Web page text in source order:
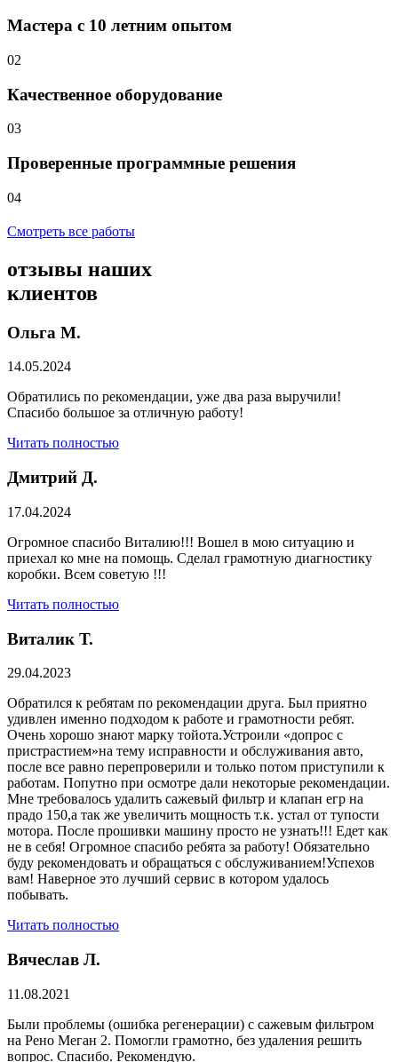
Мастера с 10 летним опытом
02
Качественное оборудование
03
Проверенные программные решения
04
Смотреть все работы
отзывы наших
клиентов
Ольга М.
14.05.2024
Обратились по рекомендации, уже два раза выручили!
Спасибо большое за отличную работу!
Читать полностью
Дмитрий Д.
17.04.2024
Огромное спасибо Виталию!!! Вошел в мою ситуацию и
приехал ко мне на помощь. Сделал грамотную диагностику
коробки. Всем советую !!!
Читать полностью
Виталик Т.
29.04.2023
Обратился к ребятам по рекомендации друга. Был приятно
удивлен именно подходом к работе и грамотности ребят.
Очень хорошо знают марку тойота.Устроили «допрос с
пристрастием»на тему исправности и обслуживания авто,
после все равно перепроверили и только потом приступили к
работам. Попутно при осмотре дали некоторые рекомендации.
Мне требовалось удалить сажевый фильтр и клапан егр на
прадо 150,а так же увеличить мощность т.к. устал от тупости
мотора. После прошивки машину просто не узнать!!! Едет как
не в себя! Огромное спасибо ребята за работу! Обязательно
буду рекомендовать и обращаться с обслуживанием!Успехов
вам! Наверное это лучший сервис в котором удалось
побывать.
Читать полностью
Вячеслав Л.
11.08.2021
Были проблемы (ошибка регенерации) с сажевым фильтром
на Рено Меган 2. Помогли грамотно, без удаления решить
вопрос. Спасибо. Рекомендую.